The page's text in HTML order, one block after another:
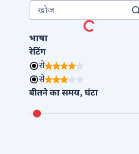
भाषा
रेटिंग
से
से
बीतने का समय, घंटा